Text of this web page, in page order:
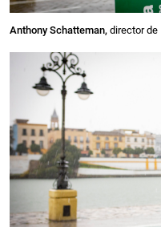
Anthony Schatteman, director de